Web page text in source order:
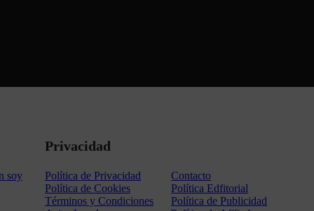
soy
Privacidad
Política de Privacidad
Política de Cookies
Términos y Condiciones
Contacto
Política Edfitorial
Política de Publicidad